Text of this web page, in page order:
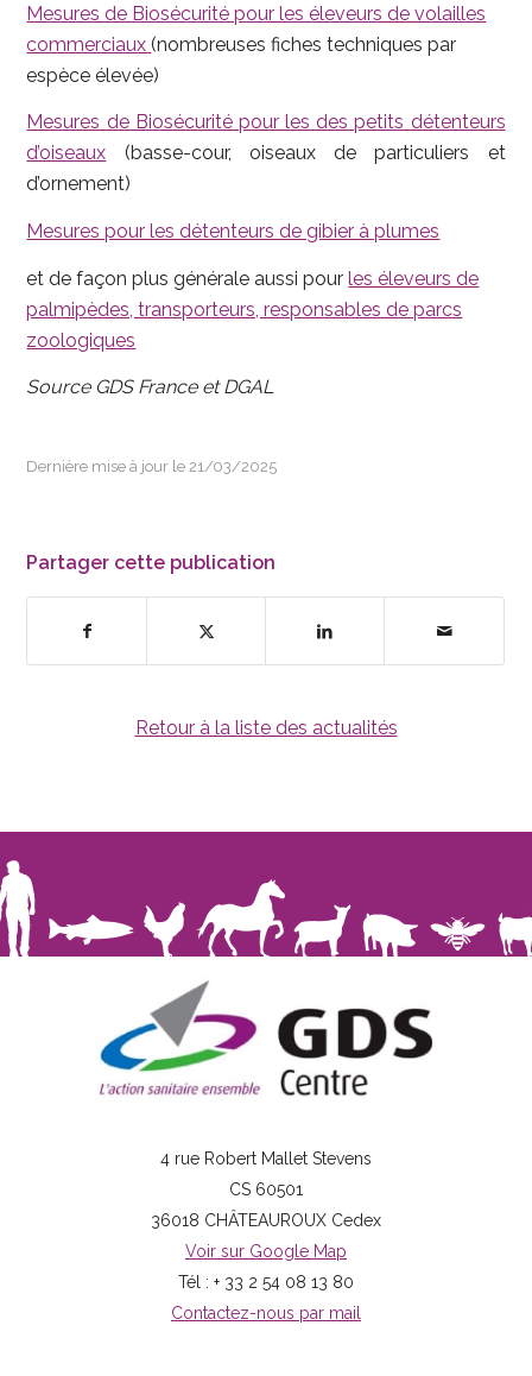
Mesures de Biosécurité pour les éleveurs de volailles
commerciaux(nombreuses fiches techniques par
espèce élevée)
Mesures de Biosécurité pour les des petits détenteurs
d’oiseaux (basse-cour, oiseaux de particuliers et
d’ornement)
Mesures pour les détenteurs de gibier à plumes
et de façon plus générale aussi pourles éleveurs de
palmipèdes, transporteurs, responsables de parcs
zoologiques
Source GDS France et DGAL
Dernière mise à jour le 21/03/2025
Partager cette publication
Retour à la liste des actualités
4 rue Robert Mallet Stevens
CS 60501
36018 CHÂTEAUROUX Cedex
Voir sur Google Map
Tél : + 33 2 54 08 13 80
Contactez-nous par mail